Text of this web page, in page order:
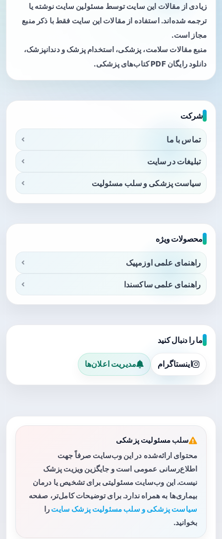
زیادی از مقالات این سایت توسط مسئولین سایت نوشته یا
ترجمه شده‌اند. استفاده از مقالات این سایت فقط با ذکر منبع
مجاز است.
منبع مقالات سلامت، پزشکی، استخدام پزشک و دندانپزشک،
دانلود رایگان PDF کتاب‌های پزشکی.
شرکت
تماس با ما
تبلیغات در سایت
سیاست پزشکی و سلب مسئولیت
محصولات ویژه
راهنمای علمی اوزمپیک
راهنمای علمی ساکسندا
ما را دنبال کنید
اینستاگرام مدیریت اعلان‌ها
سلب مسئولیت پزشکی
محتوای ارائه‌شده در این وب‌سایت صرفاً جهت
اطلاع‌رسانی عمومی است و جایگزین ویزیت پزشک
نیست. این وب‌سایت مسئولیتی برای تشخیص یا درمان
بیماری‌ها به همراه ندارد. برای توضیحات کامل‌تر، صفحه
سیاست پزشکی و سلب مسئولیت پزشک سایت را
بخوانید.